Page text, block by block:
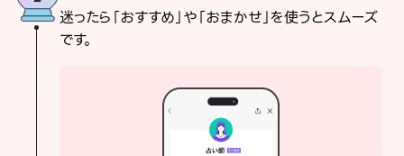
迷ったら「おすすめ」や「おまかせ」を使うとスムーズ
です。